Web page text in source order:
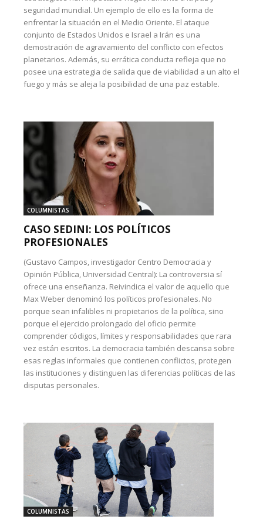
seguridad mundial. Un ejemplo de ello es la forma de
enfrentar la situación en el Medio Oriente. El ataque
conjunto de Estados Unidos e Israel a Irán es una
demostración de agravamiento del conflicto con efectos
planetarios. Además, su errática conducta refleja que no
posee una estrategia de salida que de viabilidad a un alto el
fuego y más se aleja la posibilidad de una paz estable.
COLUMNISTAS
CASO SEDINI: LOS POLÍTICOS
PROFESIONALES
(Gustavo Campos, investigador Centro Democracia y
Opinión Pública, Universidad Central): La controversia sí
ofrece una enseñanza. Reivindica el valor de aquello que
Max Weber denominó los políticos profesionales. No
porque sean infalibles ni propietarios de la política, sino
porque el ejercicio prolongado del oficio permite
comprender códigos, límites y responsabilidades que rara
vez están escritos. La democracia también descansa sobre
esas reglas informales que contienen conflictos, protegen
las instituciones y distinguen las diferencias políticas de las
disputas personales.
COLUMNISTAS